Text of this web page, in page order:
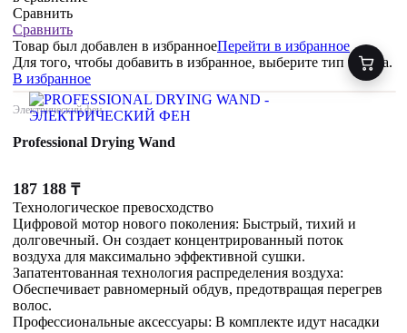
Сравнить
Сравнить
Товар был добавлен в избранноеПерейти в избранное
Для того, чтобы добавить в избранное, выберите тип товара.
В избранное
Электрический фен
Professional Drying Wand
187 188 ₸
Технологическое превосходство
Цифровой мотор нового поколения: Быстрый, тихий и
долговечный. Он создает концентрированный поток
воздуха для максимально эффективной сушки.
Запатентованная технология распределения воздуха:
Обеспечивает равномерный обдув, предотвращая перегрев
волос.
Профессиональные аксессуары: В комплекте идут насадки